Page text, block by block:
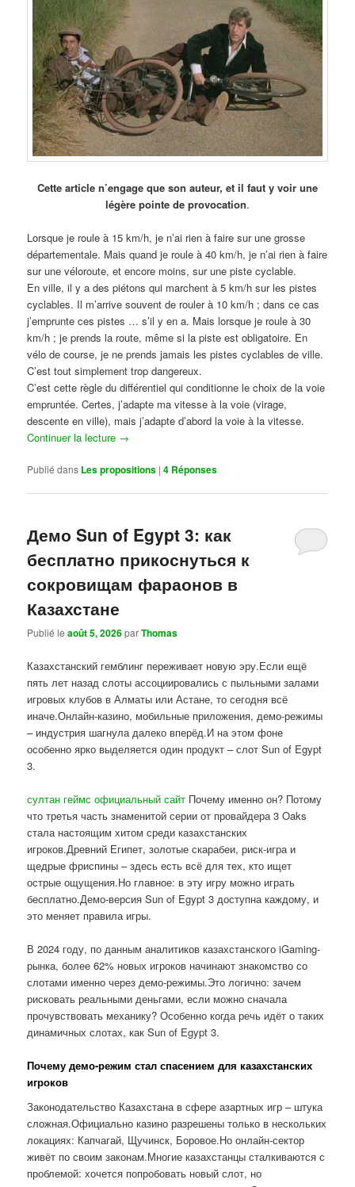
Cette article n’engage que son auteur, et il faut y voir une
légère pointe de provocation.
Lorsque je roule à 15 km/h, je n’ai rien à faire sur une grosse
départementale. Mais quand je roule à 40 km/h, je n’ai rien à faire
sur une véloroute, et encore moins, sur une piste cyclable.
En ville, il y a des piétons qui marchent à 5 km/h sur les pistes
cyclables. Il m’arrive souvent de rouler à 10 km/h ; dans ce cas
j’emprunte ces pistes … s’il y en a. Mais lorsque je roule à 30
km/h ; je prends la route, même si la piste est obligatoire. En
vélo de course, je ne prends jamais les pistes cyclables de ville.
C’est tout simplement trop dangereux.
C’est cette règle du différentiel qui conditionne le choix de la voie
empruntée. Certes, j’adapte ma vitesse à la voie (virage,
descente en ville), mais j’adapte d’abord la voie à la vitesse.
Continuer la lecture →
Publié dans Les propositions |4 Réponses
Демо Sun of Egypt 3: как
бесплатно прикоснуться к
сокровищам фараонов в
Казахстане
Publié leaoût 5, 2026parThomas
Казахстанский гемблинг переживает новую эру.Если ещё
пять лет назад слоты ассоциировались с пыльными залами
игровых клубов в Алматы или Астане, то сегодня всё
иначе.Онлайн-казино, мобильные приложения, демо-режимы
– индустрия шагнула далеко вперёд.И на этом фоне
особенно ярко выделяется один продукт – слот Sun of Egypt
3.
султан геймс официальный сайт Почему именно он? Потому
что третья часть знаменитой серии от провайдера 3 Oaks
стала настоящим хитом среди казахстанских
игроков.Древний Египет, золотые скарабеи, риск-игра и
щедрые фриспины – здесь есть всё для тех, кто ищет
острые ощущения.Но главное: в эту игру можно играть
бесплатно.Демо-версия Sun of Egypt 3 доступна каждому, и
это меняет правила игры.
В 2024 году, по данным аналитиков казахстанского iGaming-
рынка, более 62% новых игроков начинают знакомство со
слотами именно через демо-режимы.Это логично: зачем
рисковать реальными деньгами, если можно сначала
прочувствовать механику? Особенно когда речь идёт о таких
динамичных слотах, как Sun of Egypt 3.
Почему демо-режим стал спасением для казахстанских
игроков
Законодательство Казахстана в сфере азартных игр – штука
сложная.Официально казино разрешены только в нескольких
локациях: Капчагай, Щучинск, Боровое.Но онлайн-сектор
живёт по своим законам.Многие казахстанцы сталкиваются с
проблемой: хочется попробовать новый слот, но